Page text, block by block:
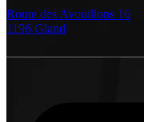
Route des Avouillons 16
1196 Gland